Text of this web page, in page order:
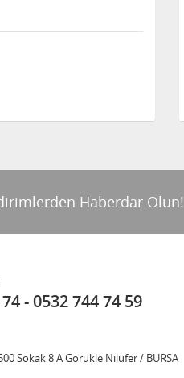
Haberdar Olun!
0532 744 74 59
Sokak 8 A Görükle Nilüfer / BURSA